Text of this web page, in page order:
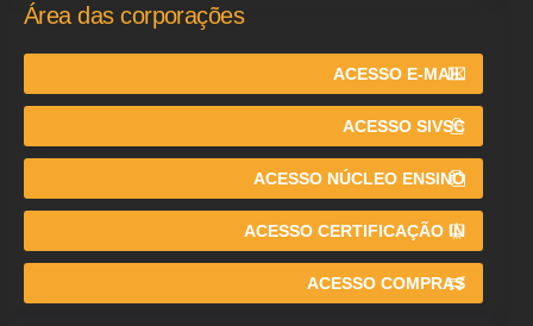
Área das corporações
ACESSO E-MAIL
ACESSO SIVSC
ACESSO NÚCLEO ENSINO
ACESSO CERTIFICAÇÃO IN
ACESSO COMPRAS